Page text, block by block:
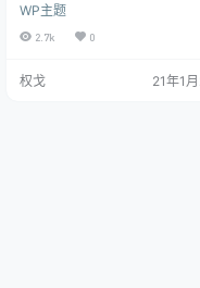
着比较顺眼的言语，避免高血
压。。。 原服务器快到期又在
一件非常幸福的是哦 薅羊毛地
WP主题
2.7k 0
权戈 21年1